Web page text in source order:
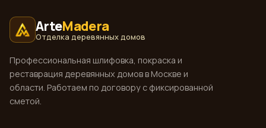
ArteMadera
Отделка деревянных домов
Профессиональная шлифовка, покраска и
реставрация деревянных домов в Москве и
области. Работаем по договору с фиксированной
сметой.